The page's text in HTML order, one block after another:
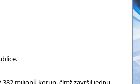
milionů korun, čímž završil jednu